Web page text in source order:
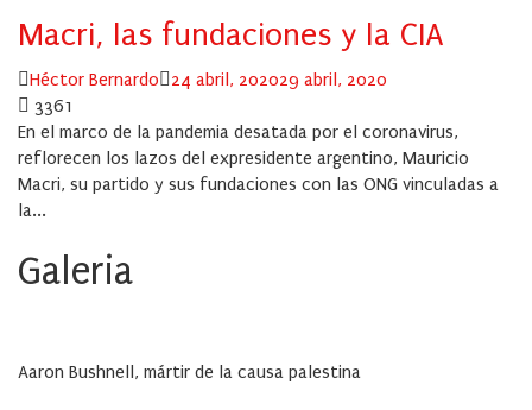
Macri, las fundaciones y la CIA
Author
Héctor Bernardo
Posted
24 abril, 202029 abril, 2020
3361
En el marco de la pandemia desatada por el coronavirus,
reflorecen los lazos del expresidente argentino, Mauricio
Macri, su partido y sus fundaciones con las ONG vinculadas a
la...
Galeria
Aaron Bushnell, mártir de la causa palestina